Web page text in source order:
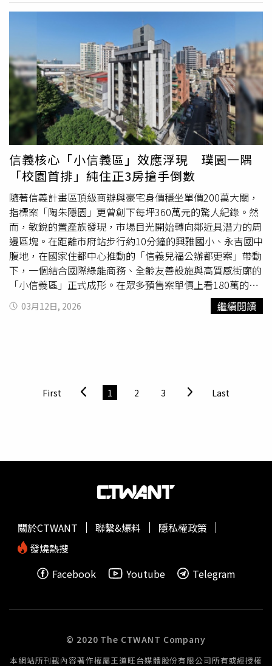
議，雖然央行略微鬆綁，但房市整體仍處於空頭盤整期，這
段時間依然是對第一線業者的「總體檢」。觀望氣氛雖稍有
緩解，但現金流較為緊縮的中小型業者，仍需留意斷鏈危
機，未來大者恆大情況將持續加劇；另一方面，隨著貸款成
數微幅放寬，部分面臨房屋持有成本漸高的成屋屋主心態已
調整，中古市場議價空間依然存在。對購屋人而言，此波市
場盤整仍是難得一遇的時機，建議有換屋需求的民眾，可秉
持「廣看屋、勤議價、勇下手」的原則，善用放寬的貸款成
數，在此時入手理想好宅。329檔期推了個寂寞 北台灣推案
量創15年新低新青安2.0要來了？ 財政部曝考量3面向軌道
經濟發威！三鶯線通車倒數 「這2區」房價飆
「房市轉冷、房價下跌」等資訊，但民眾是否真的有感？調
查結果顯示，有47.5%、接近半數的民眾表示已經感受到房
價出現鬆動，或議價空間增加；有30%的民眾認為價格變化
不大；11.5%表示完全沒有感覺；還有11%的受訪者因近期
未實際看屋，所以暫時沒有明確看法。對此，莊思敏表示，
由於市場轉向買方主導，部分急於回籠資金的屋主開始放軟
身段，願意釋出更大的價格彈性，這也不少讓觀望已久的自
住族群，開始重新評估進場時機。央行第一季理監事會議召
開在即，針對未來政策方向，調查顯示有57%的民眾認為政
府應適度鬆綁信用管制。莊思敏表示，自央行重錘打炒房以
來，短期炒作現象確實大幅減少，購屋需求已回歸以自住為
主，顯見相關政策已發揮一定效果，建議政府後續可適度鬆
綁管制措施，避免誤傷真正有剛性需求的自住族和換屋族 ，
緩解購屋民眾的資金壓力。此外，房地產涉及眾多上下游產
業，適度鬆綁也能防止市場交易停擺，促進產業穩健發展。
信義核心「小信義區」效應浮現 璞園一隅
「校園首排」純住正3房搶手倒數
隨著信義計畫區頂級商辦與豪宅身價穩坐單價200萬大關，
指標案「陶朱隱園」更曾創下每坪360萬元的驚人紀錄。然
而，敏銳的置產族發現，市場目光開始轉向鄰近具潛力的周
邊區塊。在距離市府站步行約10分鐘的興雅國小、永吉國中
腹地，在國家住都中心推動的「信義兒福公辦都更案」帶動
下，一個結合國際綠能商務、全齡友善設施與高質感街廓的
「小信義區」正式成形。在眾多預售案單價上看180萬的趨
勢下，北市質感建商璞園建築團隊於此區推出的全新落成案
「璞園一隅」，憑藉成屋優勢與稀缺的純住格局，成為市場
挑戰180萬元大關，位於核心地段、正對興雅國小第一排的
「璞園一隅」，以目前開價約140~145萬元展現極強的競爭
一排，享受永久校園綠地棟距。 （圖／業者提供）拒絕
過高而紛紛推擠「蝸居小宅」、犧牲格局尺度時，璞園建築
團隊堅持回歸居住本質。座落於基隆路一段35巷9號的「璞
案產品力展現出對「隱於市」生活美學的實踐：校園永久棟
距：基地正對興雅國小，不僅擁抱永久棟距首排優勢，高層
低密度純住：全案僅12戶純住家、一層僅2戶的規劃，配置
備、衛浴設備、全室天花、空調與全熱交換器，縮短裝修期
並降低入住門檻。隱於市的靜巷住宅：與101保持「最完美
03月12日, 2026 繼續閱讀
First 1 2 3 Last
關於CTWANT 聯繫&爆料
隱私權政策
發燒熱搜
Facebook
Youtube Telegram
© 2020 The CTWANT Company
本網站所刊載內容著作權屬王道旺台媒體股份有限公司所有或經授權